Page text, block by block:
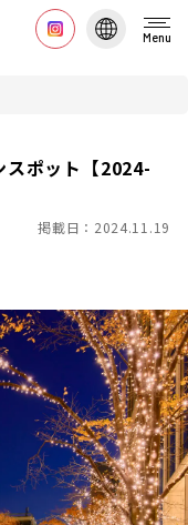
Menu
スポット【2024-
掲載日：2024.11.19